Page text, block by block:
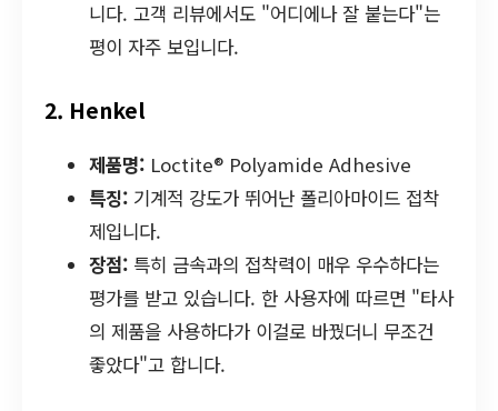
니다. 고객 리뷰에서도 "어디에나 잘 붙는다"는
평이 자주 보입니다.
2. Henkel
제품명: Loctite® Polyamide Adhesive
특징: 기계적 강도가 뛰어난 폴리아마이드 접착
제입니다.
장점: 특히 금속과의 접착력이 매우 우수하다는
평가를 받고 있습니다. 한 사용자에 따르면 "타사
의 제품을 사용하다가 이걸로 바꿨더니 무조건
좋았다"고 합니다.